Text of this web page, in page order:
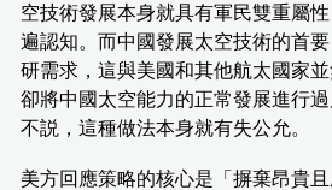
空技術發展本身就具有軍民雙重屬
遍認知。而中國發展太空技術的首
研需求，這與美國和其他航太國家
卻將中國太空能力的正常發展進行
不説，這種做法本身就有失公允。
美方回應策略的核心是「摒棄昂貴